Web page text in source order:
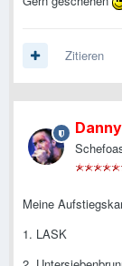
Zitieren
Meine
1. LASK